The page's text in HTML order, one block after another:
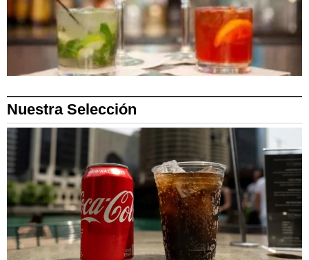
Nuestra Selección